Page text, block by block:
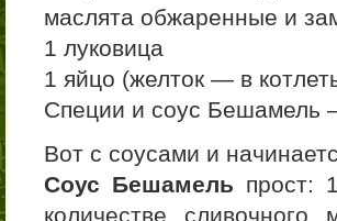
маслята обжаренные и
1 луковица
1 яйцо (желток — в
Специи и соус Бешамель
Вот с соусами и
Соус Бешамель прост:
количестве сливочного